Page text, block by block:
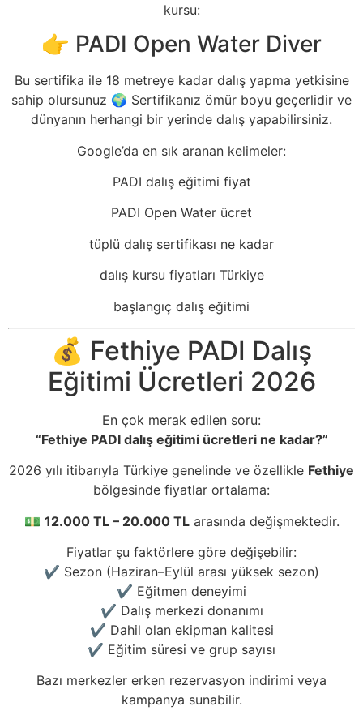
kursu:
👉 PADI Open Water Diver
Bu sertifika ile 18 metreye kadar dalış yapma yetkisine
sahip olursunuz 🌍 Sertifikanız ömür boyu geçerlidir ve
dünyanın herhangi bir yerinde dalış yapabilirsiniz.
Google’da en sık aranan kelimeler:
PADI dalış eğitimi fiyat
PADI Open Water ücret
tüplü dalış sertifikası ne kadar
dalış kursu fiyatları Türkiye
başlangıç dalış eğitimi
💰 Fethiye PADI Dalış
Eğitimi Ücretleri 2026
En çok merak edilen soru:
“Fethiye PADI dalış eğitimi ücretleri ne kadar?”
2026 yılı itibarıyla Türkiye genelinde ve özellikle Fethiye
bölgesinde fiyatlar ortalama:
💵 12.000 TL – 20.000 TLarasında değişmektedir.
Fiyatlar şu faktörlere göre değişebilir:
✔️ Sezon (Haziran–Eylül arası yüksek sezon)
✔️ Eğitmen deneyimi
✔️ Dalış merkezi donanımı
✔️ Dahil olan ekipman kalitesi
✔️ Eğitim süresi ve grup sayısı
Bazı merkezler erken rezervasyon indirimi veya
kampanya sunabilir.